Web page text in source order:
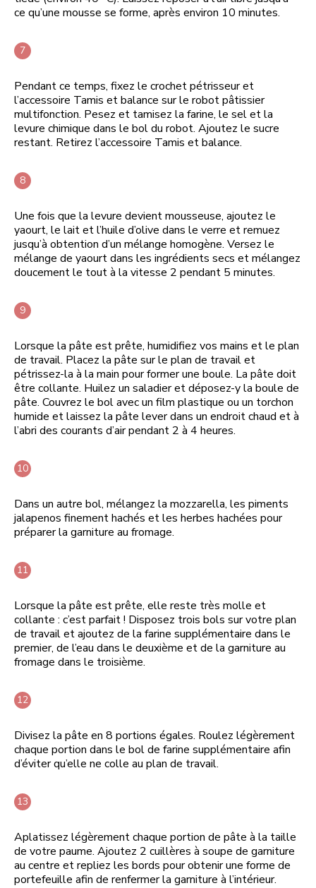
ce qu’une mousse se forme, après environ 10 minutes.
Pendant ce temps, fixez le crochet pétrisseur et
l’accessoire Tamis et balance sur le robot pâtissier
multifonction. Pesez et tamisez la farine, le sel et la
levure chimique dans le bol du robot. Ajoutez le sucre
restant. Retirez l’accessoire Tamis et balance.
Une fois que la levure devient mousseuse, ajoutez le
yaourt, le lait et l’huile d’olive dans le verre et remuez
jusqu’à obtention d’un mélange homogène. Versez le
mélange de yaourt dans les ingrédients secs et mélangez
doucement le tout à la vitesse 2 pendant 5 minutes.
Lorsque la pâte est prête, humidifiez vos mains et le plan
de travail. Placez la pâte sur le plan de travail et
pétrissez-la à la main pour former une boule. La pâte doit
être collante. Huilez un saladier et déposez-y la boule de
pâte. Couvrez le bol avec un film plastique ou un torchon
humide et laissez la pâte lever dans un endroit chaud et à
l’abri des courants d’air pendant 2 à 4 heures.
Dans un autre bol, mélangez la mozzarella, les piments
jalapenos finement hachés et les herbes hachées pour
préparer la garniture au fromage.
Lorsque la pâte est prête, elle reste très molle et
collante : c’est parfait ! Disposez trois bols sur votre plan
de travail et ajoutez de la farine supplémentaire dans le
premier, de l’eau dans le deuxième et de la garniture au
fromage dans le troisième.
Divisez la pâte en 8 portions égales. Roulez légèrement
chaque portion dans le bol de farine supplémentaire afin
d’éviter qu’elle ne colle au plan de travail.
Aplatissez légèrement chaque portion de pâte à la taille
de votre paume. Ajoutez 2 cuillères à soupe de garniture
au centre et repliez les bords pour obtenir une forme de
portefeuille afin de renfermer la garniture à l’intérieur.